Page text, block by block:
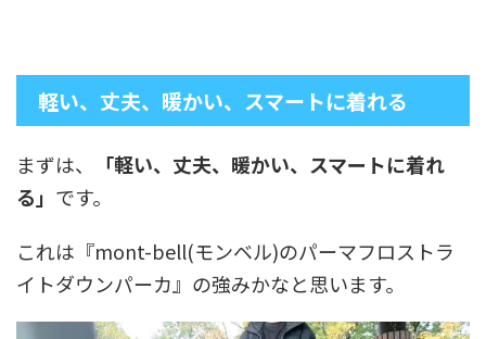
軽い、丈夫、暖かい、スマートに着れる
まずは、
「軽い、丈夫、暖かい、スマートに着れ
る」 です。
これは『mont-bell(モンベル)のパーマフロストラ
イトダウンパーカ』の強みかなと思います。